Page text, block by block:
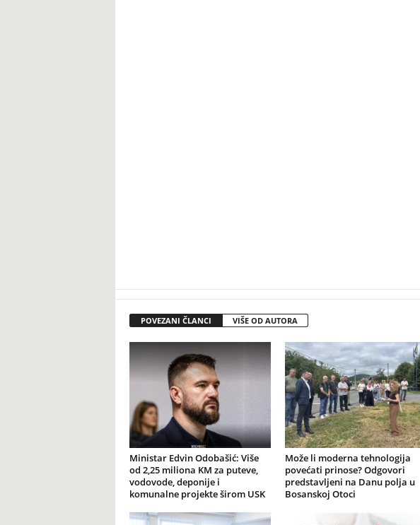
POVEZANI ČLANCI VIŠE OD AUTORA
Ministar Edvin Odobašić: Više
od 2,25 miliona KM za puteve,
vodovode, deponije i
komunalne projekte širom USK
Može li moderna tehnologija
povećati prinose? Odgovori
predstavljeni na Danu polja u
Bosanskoj Otoci